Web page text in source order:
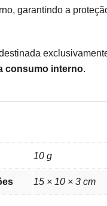
garantindo a
consumo interno.
10 g
15 × 10 × 3 cm